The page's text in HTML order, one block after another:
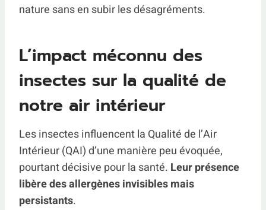
nature sans en subir les désagréments.
L’impact méconnu des
insectes sur la qualité de
notre air intérieur
Les insectes influencent la Qualité de l’Air
Intérieur (QAI) d’une manière peu évoquée,
pourtant décisive pour la santé. Leur présence
libère des allergènes invisibles mais
persistants.